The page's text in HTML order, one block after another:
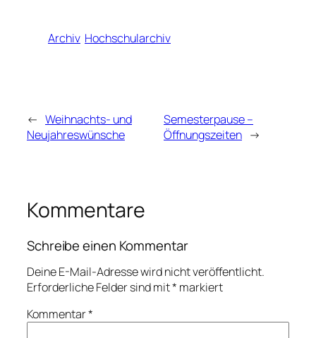
Archiv Hochschularchiv
← Weihnachts- und
Neujahreswünsche
Semesterpause –
Öffnungszeiten →
Kommentare
Schreibe einen Kommentar
Deine E-Mail-Adresse wird nicht veröffentlicht.
Erforderliche Felder sind mit* markiert
Kommentar*